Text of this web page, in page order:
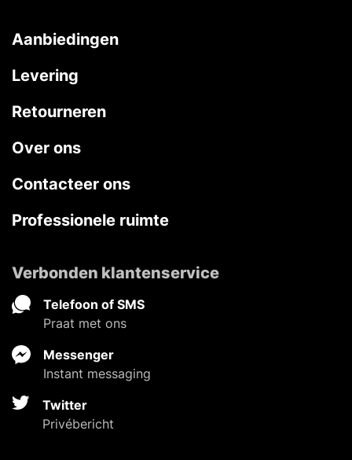
Aanbiedingen
Levering
Retourneren
Over ons
Contacteer ons
Professionele ruimte
Verbonden klantenservice
Telefoon of SMS
Praat met ons
Messenger
Instant messaging
Twitter
Privébericht